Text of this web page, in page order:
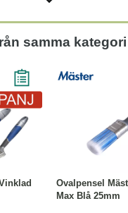
samma kategori
Ovalpensel
Max Blå 25mm